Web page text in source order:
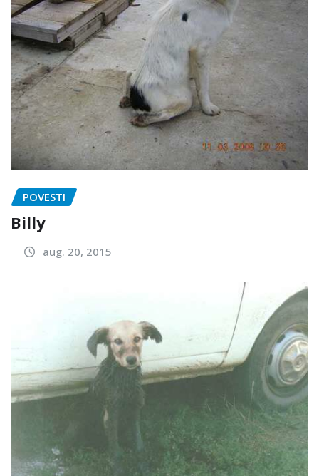
POVESTI
Billy
aug. 20, 2015